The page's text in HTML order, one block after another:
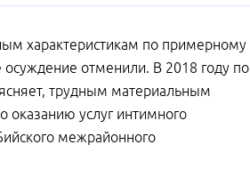
характеристикам по примерному
осуждение отменили. В 2018 году по
трудным материальным
оказанию услуг интимного
межрайонного